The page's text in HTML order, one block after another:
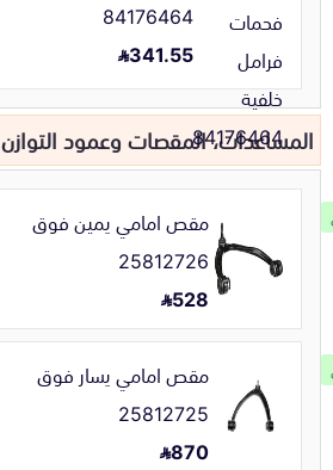
84176464
341.55
المساعدات، المقصات وعمود التوازن
مقص امامي يمين فوق
25812726
528
مقص امامي يسار فوق
25812725
870